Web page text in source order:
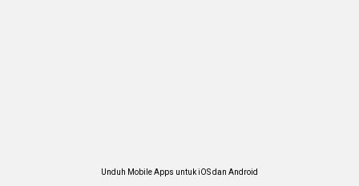
Unduh Mobile Apps untuk iOS dan Android